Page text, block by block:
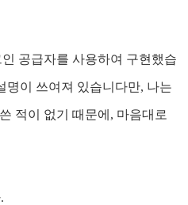
공급자를 사용하여 구현했습
명이 쓰여져 있습니다만, 나는
적이 없기 때문에, 마음대로